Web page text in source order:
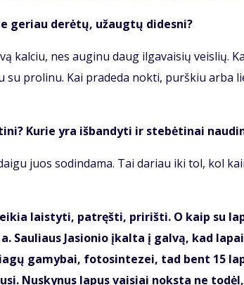
ge­riau de­rė­tų, už­aug­tų di­des­ni?
kal­ciu, nes au­gi­nu daug il­ga­vai­sių veis­lių.
pro­li­nu. Kai pra­de­da nok­ti, purš­kiu ar­ba
Ku­rie yra iš­ban­dy­ti ir ste­bė­ti­nai
juos so­din­da­ma. Tai da­riau iki tol, kol
lais­ty­ti, pa­tręš­ti, pri­riš­ti. O kaip su
Sau­liaus Ja­sio­nio įkal­ta į gal­vą, kad
ga­my­bai, fo­to­sin­te­zei, tad bent 15
Nu­sky­nus la­pus vai­siai noks­ta ne